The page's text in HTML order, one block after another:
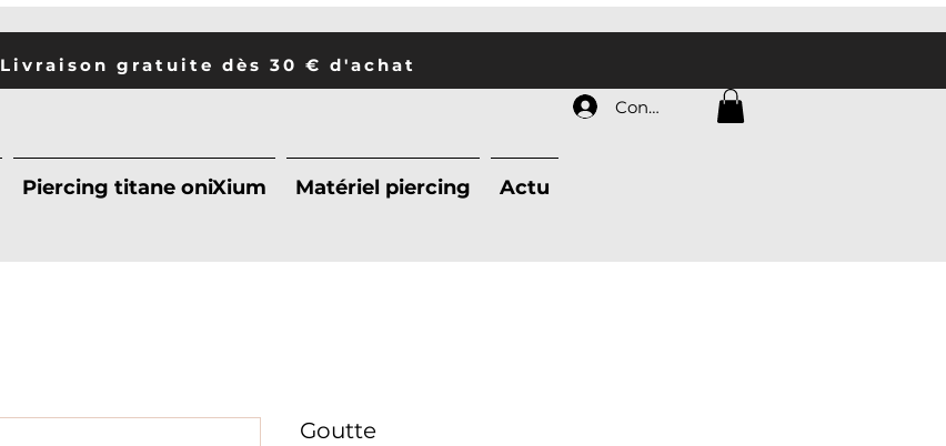
Livraison gratuite dès 30 € d'achat
Connexion
Piercing titane oniXium Matériel piercing Actu
Goutte